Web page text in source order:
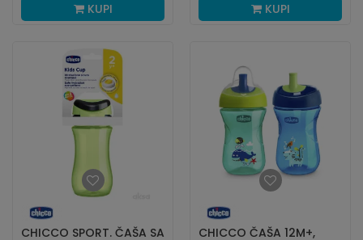
KUPI KUPI
CHICCO SPORT. ČAŠA SA
CHICCO ČAŠA 12M+,